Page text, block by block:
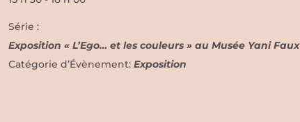
Série :
Exposition « L’Ego… et les couleurs » au Musée Yani Faux
Catégorie d’Évènement: Exposition